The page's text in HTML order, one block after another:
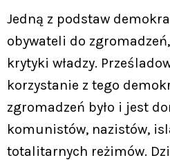
Jedną z podstaw
obywateli do
krytyki władzy.
korzystanie z tego
zgromadzeń było i jest
komunistów, nazistów,
totalitarnych reżimów.